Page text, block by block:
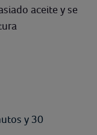
aceite y se
y 30